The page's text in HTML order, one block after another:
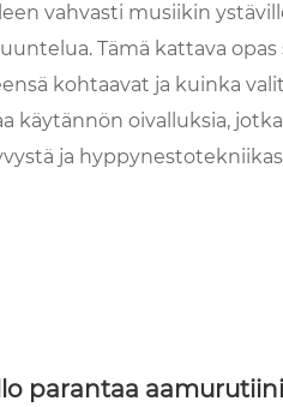
vahvasti musiikin
Tämä kattava
kohtaavat ja kuinka
käytännön oivalluksia,
ja
parantaa